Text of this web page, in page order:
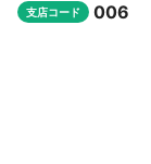
支店コード 006